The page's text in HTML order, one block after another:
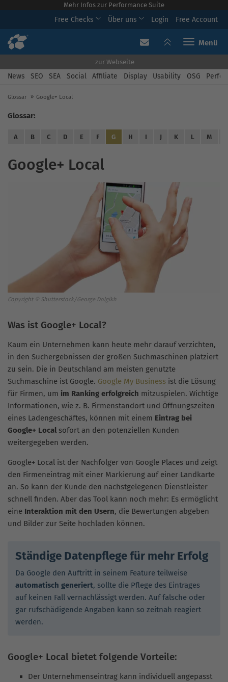
Mehr Infos zur Performance Suite
Free Checks Über uns Login Free Account
Toggle
zur Webseite
News SEO SEA Social Affiliate Display Usability OSG
Glossar Google+ Local
Glossar:
A B C D E F G H I J K L M
Google+ Local
Copyright © Shutterstock/George Dolgikh
Was ist Google+ Local?
Kaum ein Unternehmen kann heute mehr darauf verzichten,
in den Suchergebnissen der großen Suchmaschinen platziert
zu sein. Die in Deutschland am meisten genutzte
Suchmaschine ist Google. Google My Business ist die Lösung
für Firmen, um im Ranking erfolgreich mitzuspielen. Wichtige
Informationen, wie z. B. Firmenstandort und Öffnungszeiten
eines Ladengeschäftes, können mit einem Eintrag bei
Google+ Localsofort an den potenziellen Kunden
weitergegeben werden.
Google+ Local ist der Nachfolger von Google Places und zeigt
den Firmeneintrag mit einer Markierung auf einer Landkarte
an. So kann der Kunde den nächstgelegenen Dienstleister
schnell finden. Aber das Tool kann noch mehr: Es ermöglicht
eine Interaktion mit den Usern, die Bewertungen abgeben
und Bilder zur Seite hochladen können.
Ständige Datenpflege für mehr Erfolg
Da Google den Auftritt in seinem Feature teilweise
automatisch generiert, sollte die Pflege des Eintrages
auf keinen Fall vernachlässigt werden. Auf falsche oder
gar rufschädigende Angaben kann so zeitnah reagiert
werden.
Google+ Local bietet folgende Vorteile:
Der Unternehmenseintrag kann individuell angepasst